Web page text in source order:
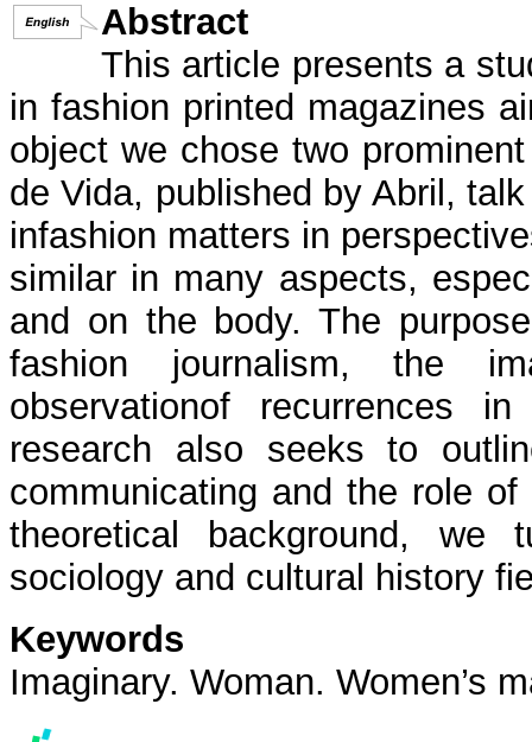
Abstract
This article presents a
in fashion printed magazines
object we chose two
de Vida, published by Abril,
infashion matters in
similar in many aspects,
and on the body. The
fashion journalism, the
observationof recurrences
research also seeks to
communicating and the role
theoretical background, we
sociology and cultural history
Keywords
Imaginary. Woman. Women’s